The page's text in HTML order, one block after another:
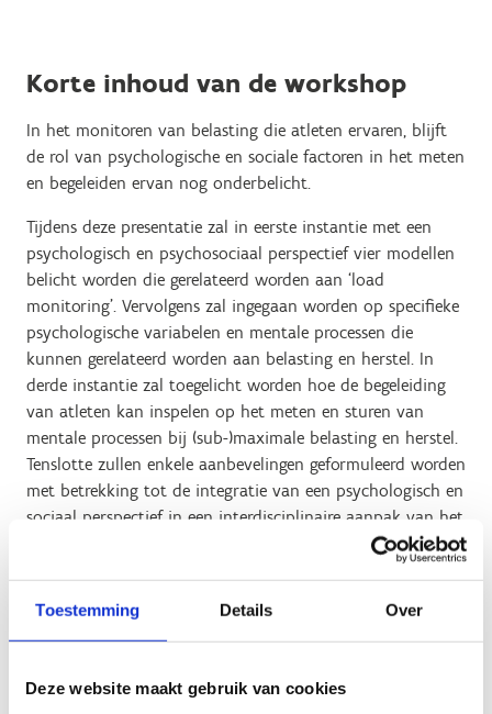
Toestemming Details Over
Deze website maakt gebruik van cookies
Korte inhoud van de workshop
In het monitoren van belasting die atleten ervaren, blijft
de rol van psychologische en sociale factoren in het meten
en begeleiden ervan nog onderbelicht.
Tijdens deze presentatie zal in eerste instantie met een
psychologisch en psychosociaal perspectief vier modellen
belicht worden die gerelateerd worden aan ‘load
monitoring’. Vervolgens zal ingegaan worden op specifieke
psychologische variabelen en mentale processen die
kunnen gerelateerd worden aan belasting en herstel. In
derde instantie zal toegelicht worden hoe de begeleiding
van atleten kan inspelen op het meten en sturen van
mentale processen bij (sub-)maximale belasting en herstel.
Tenslotte zullen enkele aanbevelingen geformuleerd worden
met betrekking tot de integratie van een psychologisch en
sociaal perspectief in een interdisciplinaire aanpak van het
monitoren en begeleiden van belasting en herstel.
Biografie van de spreker
Brussel, waar hij doceert in de domeinen